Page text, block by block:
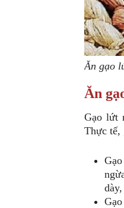
Ăn gạo
Ăn
Gạo lứt
Thực tế,